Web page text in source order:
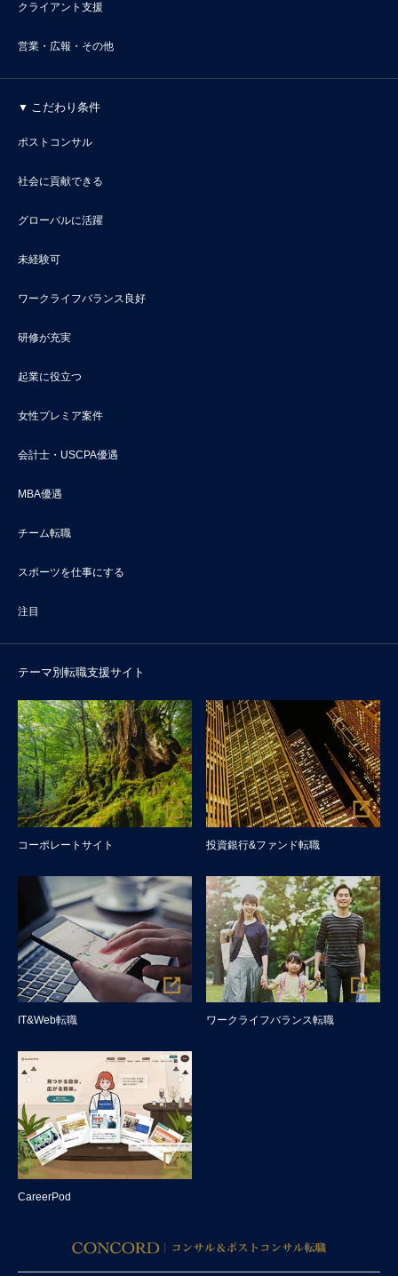
クライアント支援
営業・広報・その他
こだわり条件
ポストコンサル
社会に貢献できる
グローバルに活躍
未経験可
ワークライフバランス良好
研修が充実
起業に役立つ
女性プレミア案件
会計士・USCPA優遇
MBA優遇
チーム転職
スポーツを仕事にする
注目
テーマ別転職支援サイト
コーポレートサイト 投資銀行&ファンド転職
IT&Web転職 ワークライフバランス転職
CareerPod